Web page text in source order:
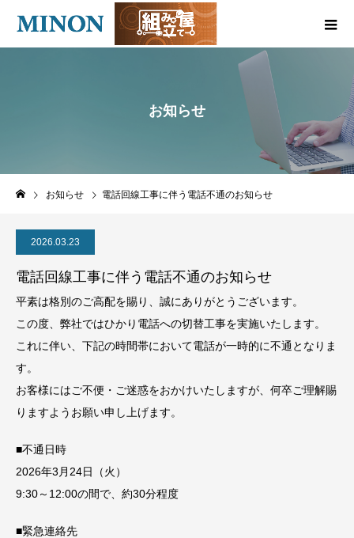
お知らせ
お知らせ 電話回線工事に伴う電話不通のお知らせ
2026.03.23
電話回線工事に伴う電話不通のお知らせ
平素は格別のご高配を賜り、誠にありがとうございます。
この度、弊社ではひかり電話への切替工事を実施いたします。
これに伴い、下記の時間帯において電話が一時的に不通となりま
す。
お客様にはご不便・ご迷惑をおかけいたしますが、何卒ご理解賜
りますようお願い申し上げます。
■不通日時
2026年3月24日（火）
9:30～12:00の間で、約30分程度
■緊急連絡先